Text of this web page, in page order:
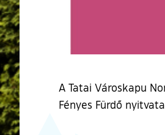
A Tatai Városkapu
Fényes Fürdő